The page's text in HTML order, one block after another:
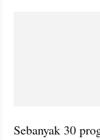
Sebanyak 30